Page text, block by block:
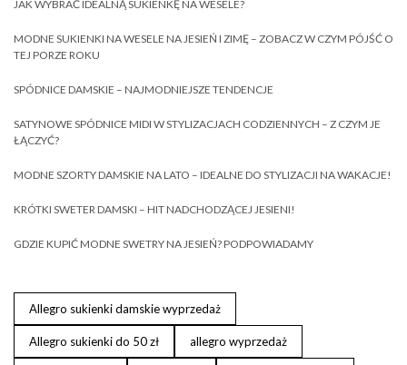
JAK WYBRAĆ IDEALNĄ SUKIENKĘ NA WESELE?
MODNE SUKIENKI NA WESELE NA JESIEŃ I ZIMĘ – ZOBACZ W CZYM PÓJŚĆ O
TEJ PORZE ROKU
SPÓDNICE DAMSKIE – NAJMODNIEJSZE TENDENCJE
SATYNOWE SPÓDNICE MIDI W STYLIZACJACH CODZIENNYCH – Z CZYM JE
ŁĄCZYĆ?
MODNE SZORTY DAMSKIE NA LATO – IDEALNE DO STYLIZACJI NA WAKACJE!
KRÓTKI SWETER DAMSKI – HIT NADCHODZĄCEJ JESIENI!
GDZIE KUPIĆ MODNE SWETRY NA JESIEŃ? PODPOWIADAMY
Allegro sukienki damskie wyprzedaż
Allegro sukienki do 50 zł allegro wyprzedaż